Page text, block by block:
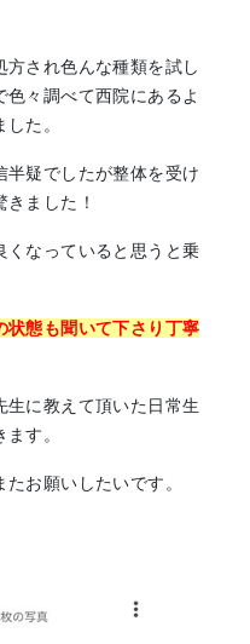
方され色んな種類を試し
色々調べて西院にあるよ
た。
半疑でしたが整体を受け
ました！
くなっていると思うと乗
状態も聞いて下さり丁寧
生に教えて頂いた日常生
す。
お願いしたいです。